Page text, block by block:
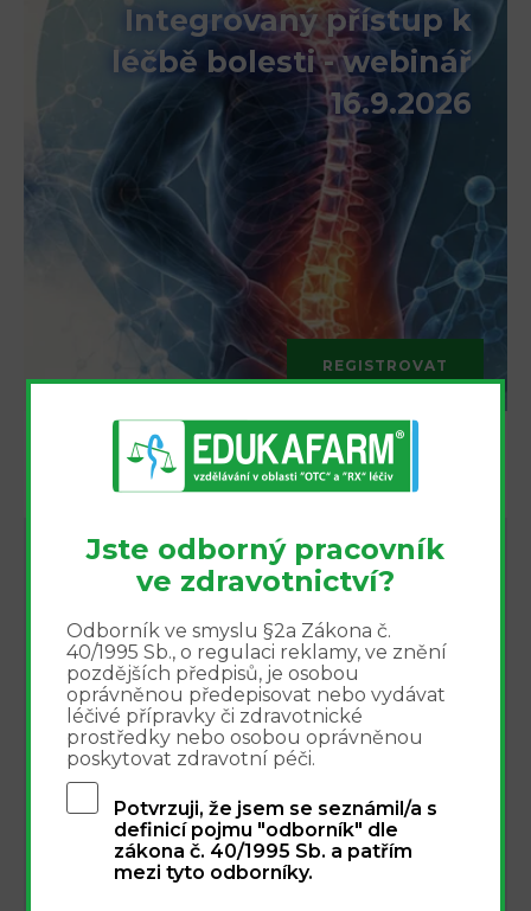
Integrovaný přístup k
léčbě bolesti - webinář
16.9.2026
REGISTROVAT
NEJBLIŽŠÍ AKCE
16.9.
16
webinář 16.9.2026
Online
1.10.
1
Nová éra injekční terapie pohybového
aparátu - webinář 1.10.2026
Workshop Stárnout bez bolesti -
2.10.2026
Jste odborný pracovník
ve zdravotnictví?
Odborník ve smyslu §2a Zákona č.
40/1995 Sb., o regulaci reklamy, ve znění
pozdějších předpisů, je osobou
oprávněnou předepisovat nebo vydávat
léčivé přípravky či zdravotnické
prostředky nebo osobou oprávněnou
poskytovat zdravotní péči.
Potvrzuji, že jsem se seznámil/a s
definicí pojmu "odborník" dle
zákona č. 40/1995 Sb. a patřím
mezi tyto odborníky.